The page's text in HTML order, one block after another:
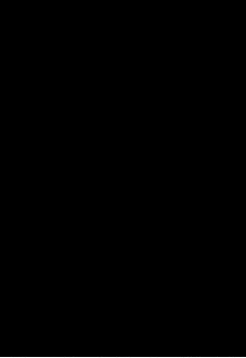
菩提之胜鬘经讲记”系列。
无明住地烦恼相关的法义，
，就是在阐释三乘菩提中
障—我见与我执—也就是见惑
四种住地的烦恼都是剎那
、我执，还有意根相应的相续
心已经与所了别的六尘境